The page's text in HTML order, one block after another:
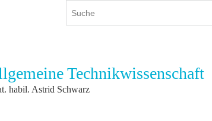
Profil
Weiterbildung
Weiterbildungsangebote
Technikwissenschaft
habil. Astrid Schwarz